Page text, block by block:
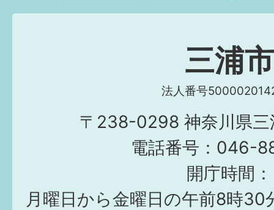
三浦市
法人番号
〒238-0298 神奈川県三
電話番号：046-
開庁時間：
月曜日から金曜日の午前8時30